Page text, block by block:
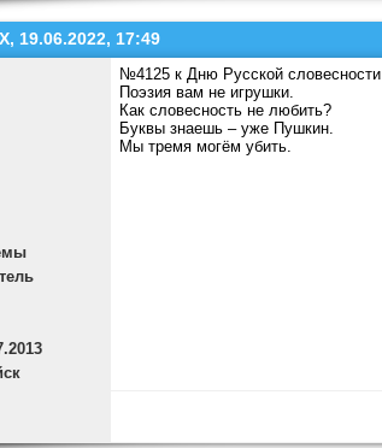
19.06.2022, 17:49
№4125 к Дню Русской словесности
Поэзия вам не игрушки.
Как словесность не любить?
Буквы знаешь – уже Пушкин.
Мы тремя могём убить.